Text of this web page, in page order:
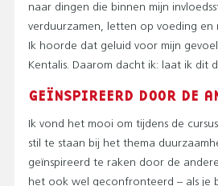
naar dingen die binnen mijn
verduurzamen, letten op voeding en
Ik hoorde dat geluid voor mijn
Kentalis. Daarom dacht ik: laat ik dit
GEÏNSPIREERD DOOR DE
Ik vond het mooi om tijdens de
stil te staan bij het thema
geïnspireerd te raken door de andere
het ook wel geconfronteerd – als je